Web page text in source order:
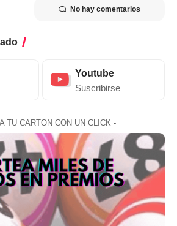
No hay comentarios
Youtube
Suscribirse
TU CARTON CON UN CLICK -